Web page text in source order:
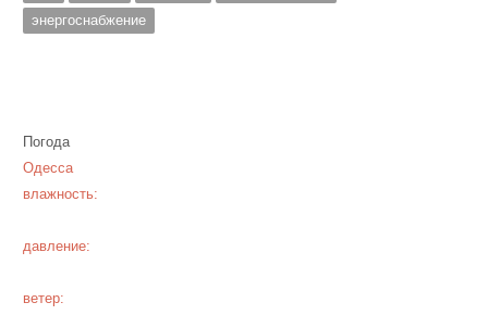
энергоснабжение
Погода
Одесса
влажность:
давление:
ветер: